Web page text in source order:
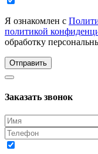
Я ознакомлен с
политикой
обработку
Отправить
Заказать звонок